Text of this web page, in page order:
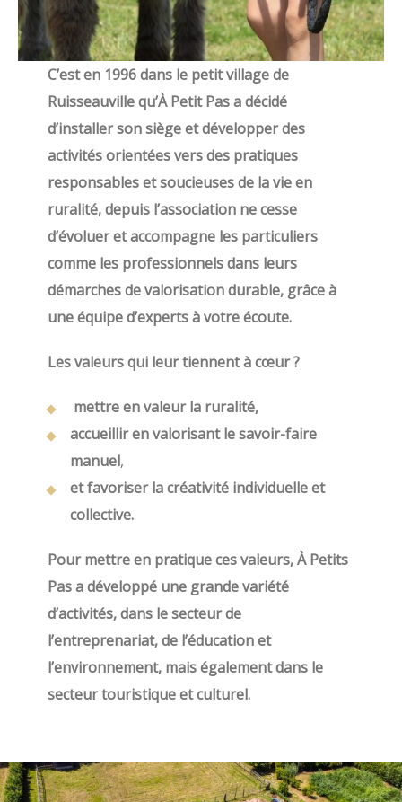
C’est en 1996 dans le petit village de
Ruisseauville qu’À Petit Pas a décidé
d’installer son siège et développer des
activités orientées vers des pratiques
responsables et soucieuses de la vie en
ruralité, depuis l’association ne cesse
d’évoluer et accompagne les particuliers
comme les professionnels dans leurs
démarches de valorisation durable, grâce à
une équipe d’experts à votre écoute.
Les valeurs qui leur tiennent à cœur ?
mettre en valeur la ruralité,
accueillir en valorisant le savoir-faire
manuel,
et favoriser la créativité individuelle et
collective.
Pour mettre en pratique ces valeurs, À Petits
Pas a développé une grande variété
d’activités, dans le secteur de
l’entreprenariat, de l’éducation et
l’environnement, mais également dans le
secteur touristique et culturel.